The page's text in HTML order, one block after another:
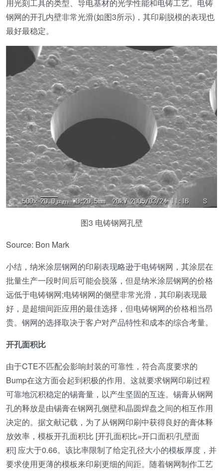
用光刻工具的类型、导电基材的光学性能和电铸工艺。电铸
钢网的开孔内壁非常光滑(如图3所示)，其印刷脱模的表现也
最好最稳定。
图3 电铸钢网孔壁
Source: Bon Mark
小结，纳米涂层钢网的印刷表现略逊于电铸钢网，其涂层在
批量生产一段时间后可能会脱落，但是纳米涂层钢网的价格
远低于电铸钢网;电铸钢网的侧壁非常光滑，其印刷表现最
好，是超细间距应用的最佳选择，但电铸钢网的价格相当昂
贵。钢网的选择取决于客户对产品特性和成本的综合考量。
开孔面积比
由于CTE不匹配会影响封装的可靠性，符合高度要求的
Bump在这方面会起到积极的作用。这就要求钢网印刷过程
可靠地沉积稳定的锡膏量，以产生坚固的互连。锡膏从钢网
孔的释放是由锡膏在钢网孔侧壁和晶圆焊盘之间的相互作用
决定的。据文献记载，为了从钢网印刷中获得良好的膏体释
放效率，模板开孔面积比 [开孔面积比=开口面积/孔壁面
积] 应大于0.66。该比率限制了给定孔径大小的模板厚度，并
要求使用更薄的模板来印刷更细的间距。随着钢网制作工艺